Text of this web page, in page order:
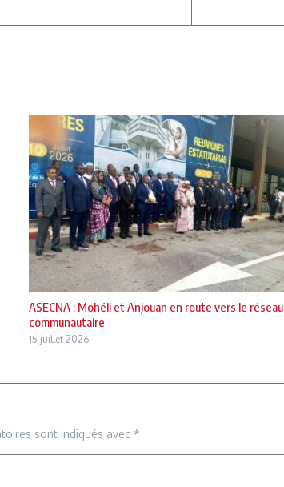
ASECNA : Mohéli et Anjouan en route vers le réseau
communautaire
15 juillet 2026
sont indiqués avec *